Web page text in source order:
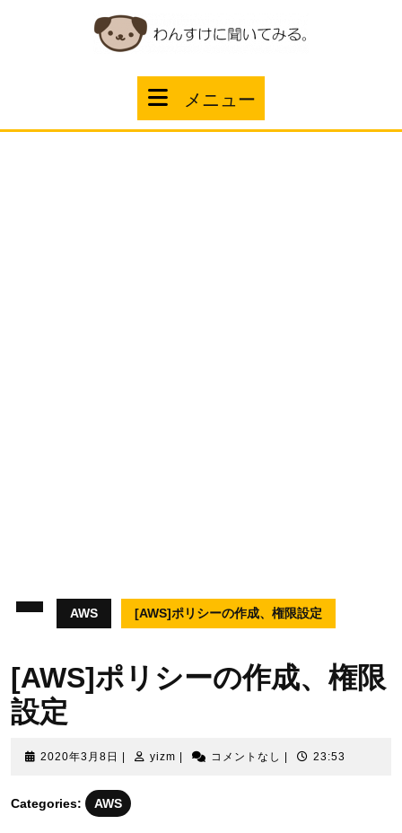
メニュー
ニ
AWS [AWS]ポリシーの作成、権限設定
[AWS]ポリシーの作成、権限
設定
2020年3月8日
2020
3
月
yizm yizm コメントなし 23:53
Categories: AWS